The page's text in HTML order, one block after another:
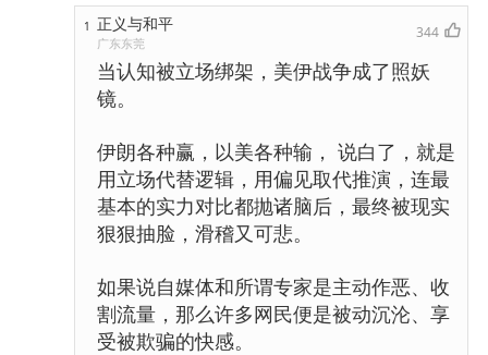
1 正义与和平
广东东莞
344
当认知被立场绑架，美伊战争成了照妖
镜。
伊朗各种赢，以美各种输， 说白了，就是
用立场代替逻辑，用偏见取代推演，连最
基本的实力对比都抛诸脑后，最终被现实
狠狠抽脸，滑稽又可悲。
如果说自媒体和所谓专家是主动作恶、收
割流量，那么许多网民便是被动沉沦、享
受被欺骗的快感。